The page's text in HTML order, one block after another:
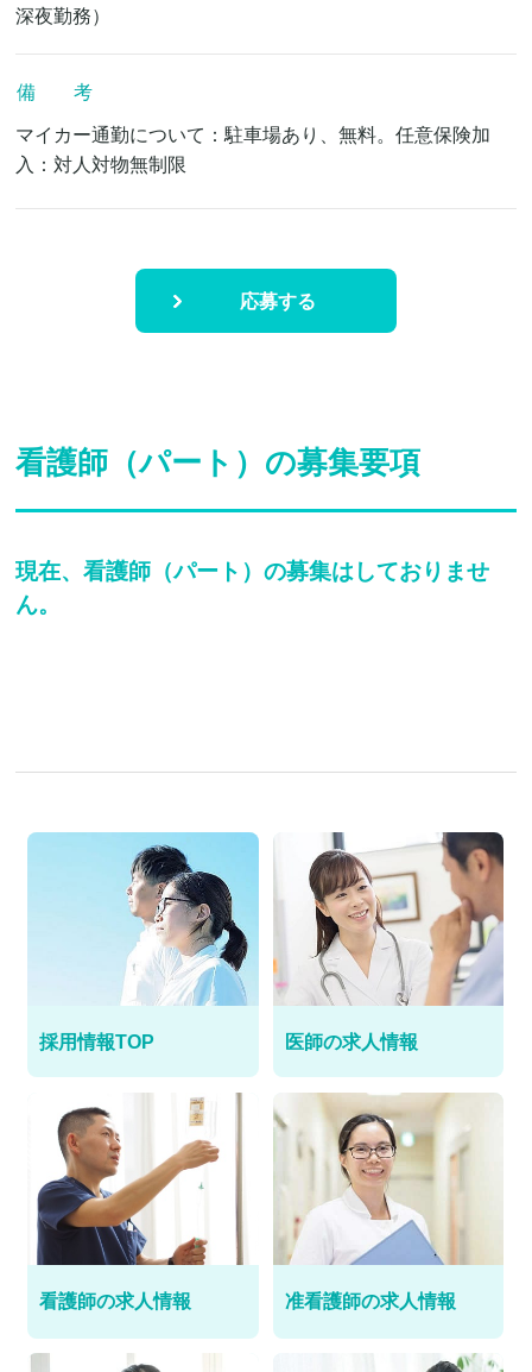
深夜勤務）
備 考
マイカー通勤について：駐車場あり、無料。任意保険加
入：対人対物無制限
応募する
看護師（パート）の募集要項
現在、看護師（パート）の募集はしておりませ
ん。
採用情報TOP 医師の求人情報
看護師の求人情報 准看護師の求人情報